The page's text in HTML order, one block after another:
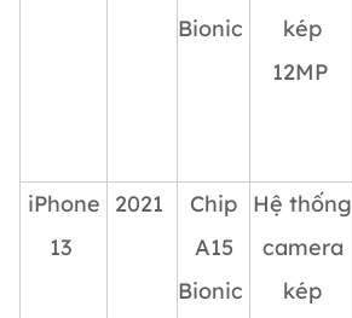
Bionic
kép
12MP
iPhone
13
2021
Chip
A15
Bionic
Hệ thống
camera
kép